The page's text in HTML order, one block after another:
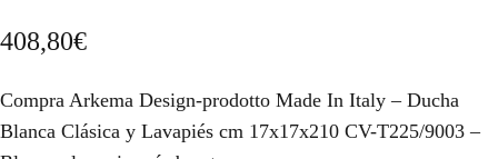
408,80€
Compra Arkema Design-prodotto Made In Italy – Ducha
Blanca Clásica y Lavapiés cm 17x17x210 CV-T225/9003 –